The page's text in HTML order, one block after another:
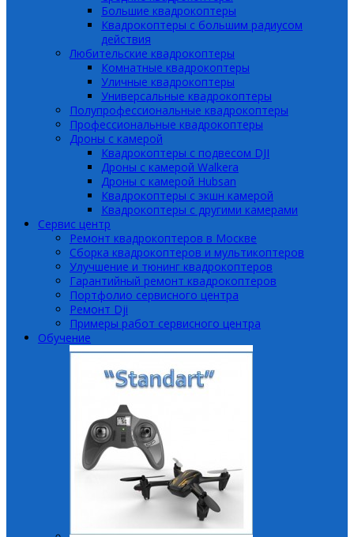
Большие квадрокоптеры
Квадрокоптеры с большим радиусом
действия
Любительские квадрокоптеры
Комнатные квадрокоптеры
Уличные квадрокоптеры
Универсальные квадрокоптеры
Полупрофессиональные квадрокоптеры
Профессиональные квадрокоптеры
Дроны с камерой
Квадрокоптеры с подвесом DJI
Дроны с камерой Walkera
Дроны с камерой Hubsan
Квадрокоптеры с экшн камерой
Квадрокоптеры с другими камерами
Сервис центр
Ремонт квадрокоптеров в Москве
Сборка квадрокоптеров и мультикоптеров
Улучшение и тюнинг квадрокоптеров
Гарантийный ремонт квадрокоптеров
Портфолио сервисного центра
Ремонт Dji
Примеры работ сервисного центра
Обучение